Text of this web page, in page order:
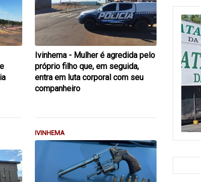
Ivinhema - Mulher é agredida pelo
próprio filho que, em seguida,
entra em luta corporal com seu
companheiro
IVINHEMA